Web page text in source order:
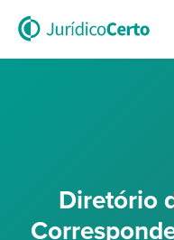
Diretório